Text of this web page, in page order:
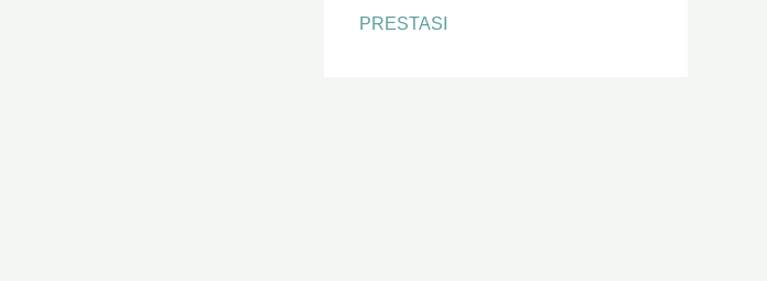
PRESTASI